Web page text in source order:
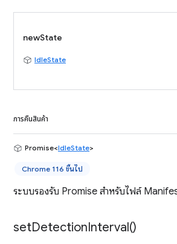
newState
IdleState
การคืนสินค้า
Promise<IdleState>
Chrome 116 ขึ้นไป
ระบบรองรับ Promise สำหรับไฟล์
setDetectionInterval()